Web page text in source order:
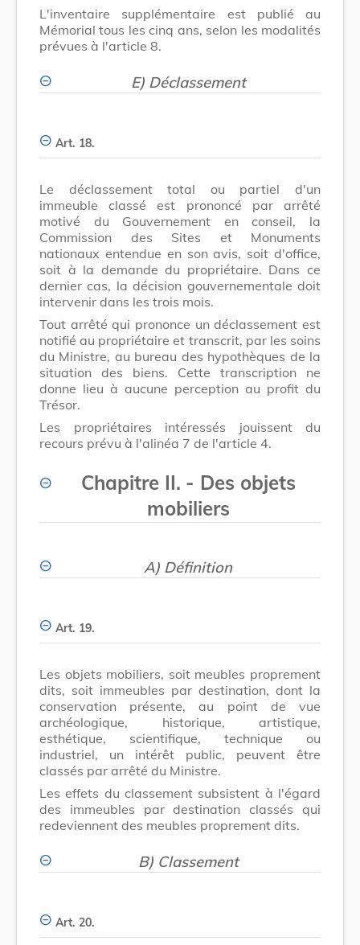
L'inventaire supplémentaire est publié au
Mémorial tous les cinq ans, selon les modalités
prévues à l'article 8.
E) Déclassement
Art. 18.
Le déclassement total ou partiel d'un
immeuble classé est prononcé par arrêté
motivé du Gouvernement en conseil, la
Commission des Sites et Monuments
nationaux entendue en son avis, soit d'office,
soit à la demande du propriétaire. Dans ce
dernier cas, la décision gouvernementale doit
intervenir dans les trois mois.
Tout arrêté qui prononce un déclassement est
notifié au propriétaire et transcrit, par les soins
du Ministre, au bureau des hypothèques de la
situation des biens. Cette transcription ne
donne lieu à aucune perception au profit du
Trésor.
Les propriétaires intéressés jouissent du
recours prévu à l'alinéa 7 de l'article 4.
Chapitre II. - Des objets
mobiliers
A) Définition
Art. 19.
Les objets mobiliers, soit meubles proprement
dits, soit immeubles par destination, dont la
conservation présente, au point de vue
archéologique, historique, artistique,
esthétique, scientifique, technique ou
industriel, un intérêt public, peuvent être
classés par arrêté du Ministre.
Les effets du classement subsistent à l'égard
des immeubles par destination classés qui
redeviennent des meubles proprement dits.
B) Classement
Art. 20.